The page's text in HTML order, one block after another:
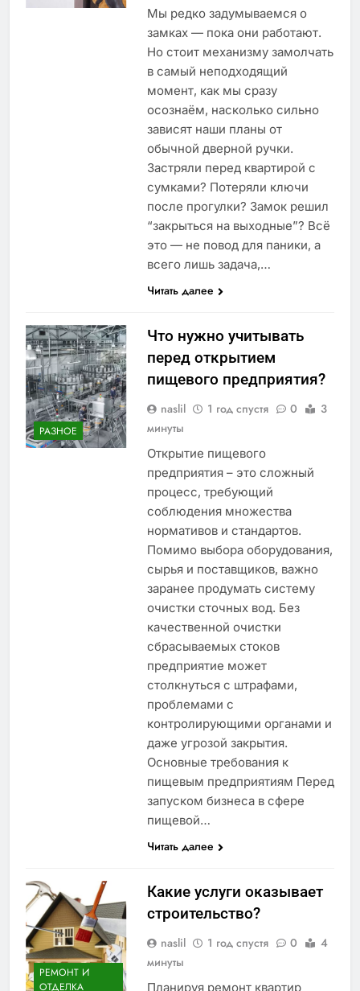
Мы редко задумываемся о
замках — пока они работают.
Но стоит механизму замолчать
в самый неподходящий
момент, как мы сразу
осознаём, насколько сильно
зависят наши планы от
обычной дверной ручки.
Застряли перед квартирой с
сумками? Потеряли ключи
после прогулки? Замок решил
“закрыться на выходные”? Всё
это — не повод для паники, а
всего лишь задача,…
Читать далее
РАЗНОЕ
Что нужно учитывать
перед открытием
пищевого предприятия?
naslil 1 год спустя 0
3
минуты
Открытие пищевого
предприятия – это сложный
процесс, требующий
соблюдения множества
нормативов и стандартов.
Помимо выбора оборудования,
сырья и поставщиков, важно
заранее продумать систему
очистки сточных вод. Без
качественной очистки
сбрасываемых стоков
предприятие может
столкнуться с штрафами,
проблемами с
контролирующими органами и
даже угрозой закрытия.
Основные требования к
пищевым предприятиям Перед
запуском бизнеса в сфере
пищевой…
Читать далее
РЕМОНТ И
ОТДЕЛКА
Какие услуги оказывает
строительство?
naslil 1 год спустя 0
4
минуты
Планируя ремонт квартир